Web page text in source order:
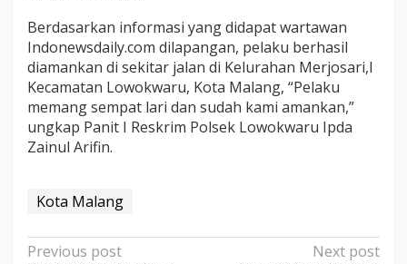
Berdasarkan informasi yang didapat wartawan
Indonewsdaily.com dilapangan, pelaku berhasil
diamankan di sekitar jalan di Kelurahan Merjosari,l
Kecamatan Lowokwaru, Kota Malang, “Pelaku
memang sempat lari dan sudah kami amankan,”
ungkap Panit I Reskrim Polsek Lowokwaru Ipda
Zainul Arifin.
Kota Malang
P
Previous post
Next post